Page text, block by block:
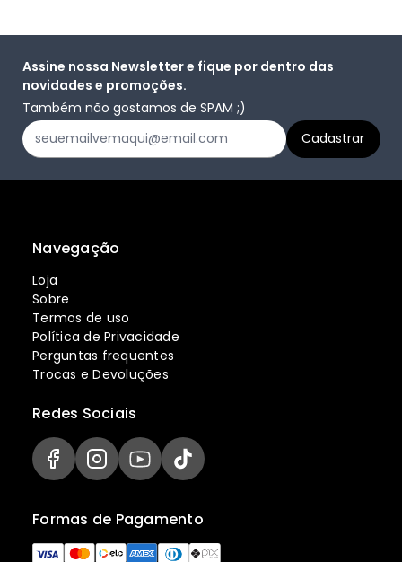
Assine nossa Newsletter e fique por dentro das
novidades e promoções.
Também não gostamos de SPAM ;)
Navegação
Loja
Sobre
Termos de uso
Política de Privacidade
Perguntas frequentes
Trocas e Devoluções
Formas de Pagamento
Redes Sociais